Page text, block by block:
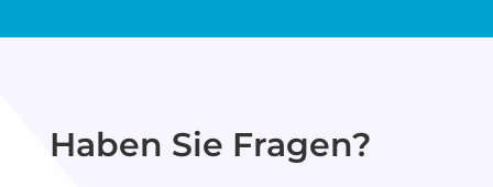
Haben Sie Fragen?